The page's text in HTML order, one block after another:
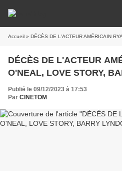
Accueil » DÉCÈS DE L'ACTEUR AMÉRICAIN
DÉCÈS DE L'ACTEUR
O'NEAL, LOVE STORY,
Publié le 09/12/2023 à 17:53
Par CINETOM